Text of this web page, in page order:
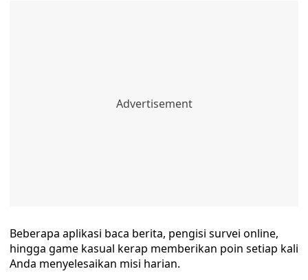
Beberapa aplikasi baca berita, pengisi survei online,
hingga game kasual kerap memberikan poin setiap kali
Anda menyelesaikan misi harian.